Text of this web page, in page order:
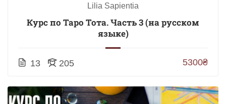
Lilia Sapientia
Курс по Таро Тота. Часть 3 (на русском
языке)
13 205 5300₴